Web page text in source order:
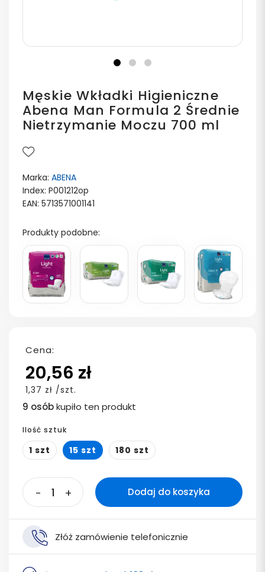
Męskie Wkładki Higieniczne
Abena Man Formula 2 Średnie
Nietrzymanie Moczu 700 ml
Marka: ABENA
Index: P001212op
EAN: 5713571001141
Produkty podobne:
Cena:
20,56 zł
1,37 zł /szt.
9 osóbkupiło ten produkt
Ilość sztuk
1 szt 15 szt 180 szt
- + Dodaj do koszyka
Złóż zamówienie telefonicznie